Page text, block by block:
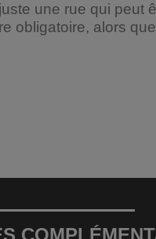
une rue qui
obligatoire, alors